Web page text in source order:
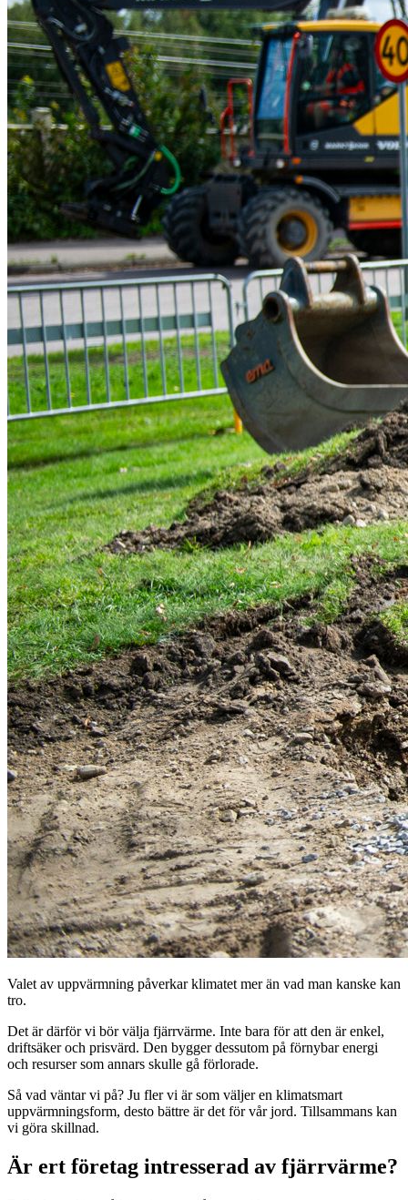
Valet av uppvärmning påverkar klimatet mer än vad man kanske kan
tro.
Det är därför vi bör välja fjärrvärme. Inte bara för att den är enkel,
driftsäker och prisvärd. Den bygger dessutom på förnybar energi
och resurser som annars skulle gå förlorade.
Så vad väntar vi på? Ju fler vi är som väljer en klimatsmart
uppvärmningsform, desto bättre är det för vår jord. Tillsammans kan
vi göra skillnad.
Är ert företag intresserad av fjärrvärme?